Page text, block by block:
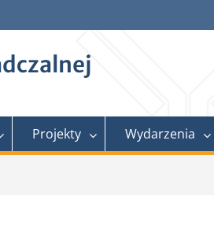
Projekty Wydarzenia